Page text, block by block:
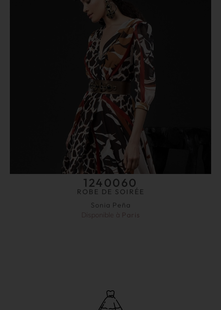
1240060
ROBE DE SOIRÉE
Sonia Peña
Disponible à Paris